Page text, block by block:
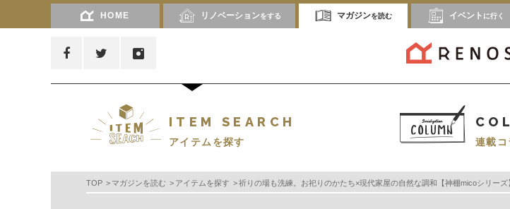
HOME リノベーションをする マガジンを読む イベント に行く
ITEM SEARCH
アイテムを探す 連載コ
TOP マガジンを読む アイテムを探す 祈りの場も洗練。お祀りのかたち×現代家屋の自然な調和【神棚micoシリーズ